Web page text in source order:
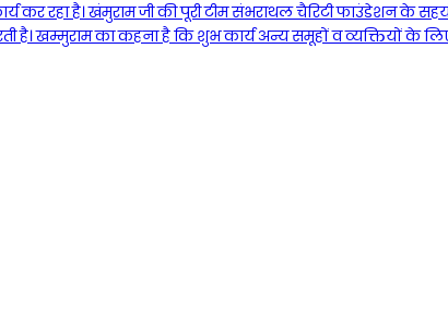
कर रहा है। खंमुराम जी की पूरी टीम संभराथल चैरिटी फाउंडेशन के
खम्मुराम का कहना है कि शुभ कार्य अन्य समूहों व व्यक्तियों के लिए